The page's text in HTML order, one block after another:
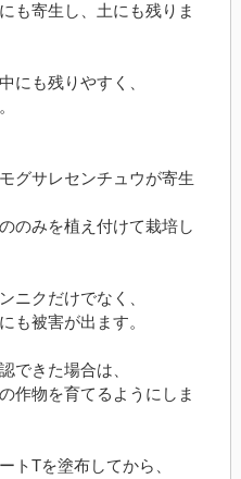
も寄生し、土にも残りま
にも残りやすく、
グサレセンチュウが寄生
のみを植え付けて栽培し
ニクだけでなく、
も被害が出ます。
できた場合は、
作物を育てるようにしま
トTを塗布してから、